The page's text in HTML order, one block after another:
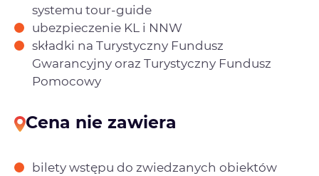
systemu tour-guide
ubezpieczenie KL i NNW
składki na Turystyczny Fundusz
Gwarancyjny oraz Turystyczny Fundusz
Pomocowy
Cena nie zawiera
bilety wstępu do zwiedzanych obiektów